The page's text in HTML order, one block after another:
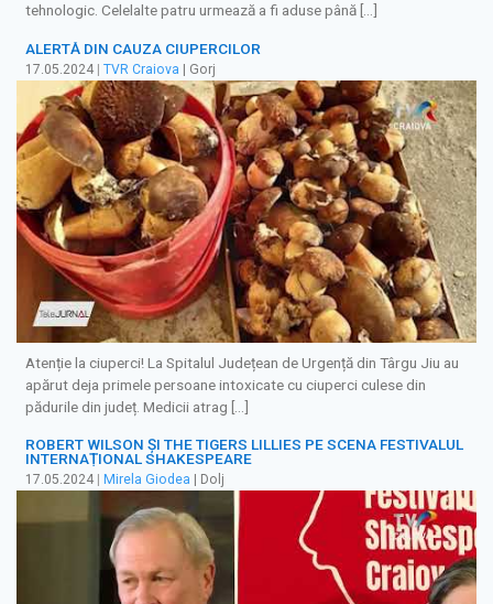
tehnologic. Celelalte patru urmează a fi aduse până […]
ALERTĂ DIN CAUZA CIUPERCILOR
17.05.2024 | TVR Craiova | Gorj
Atenție la ciuperci! La Spitalul Județean de Urgență din Târgu Jiu au
apărut deja primele persoane intoxicate cu ciuperci culese din
pădurile din județ. Medicii atrag […]
ROBERT WILSON ȘI THE TIGERS LILLIES PE SCENA FESTIVALUL
INTERNAȚIONAL SHAKESPEARE
17.05.2024 Mirela Giodea | Dolj